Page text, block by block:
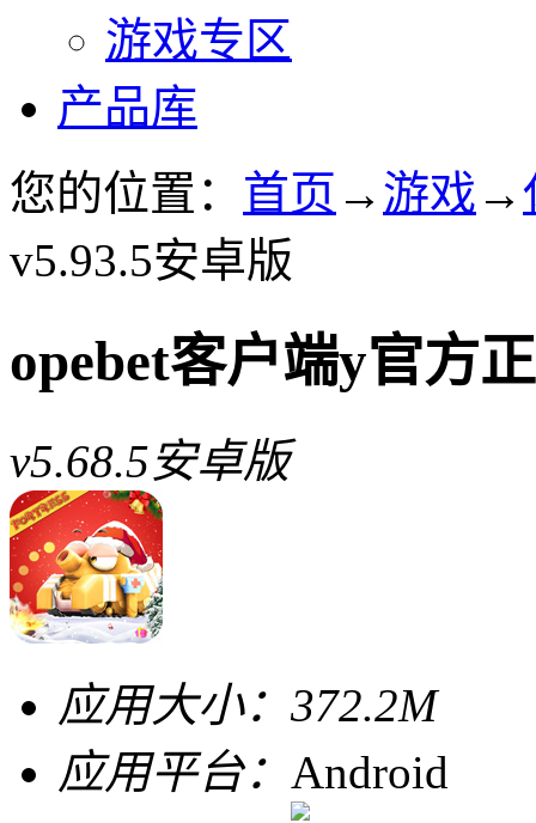
游戏专区
产品库
您的位置： 首页 → 游戏 →
v5.93.5安卓版
opebet客户端y官方
v5.68.5安卓版
应用大小： 372.2M
应用平台： Android